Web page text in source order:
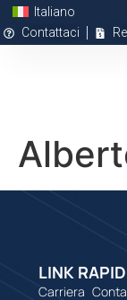
Italiano
Contattaci
LINK
Carriera